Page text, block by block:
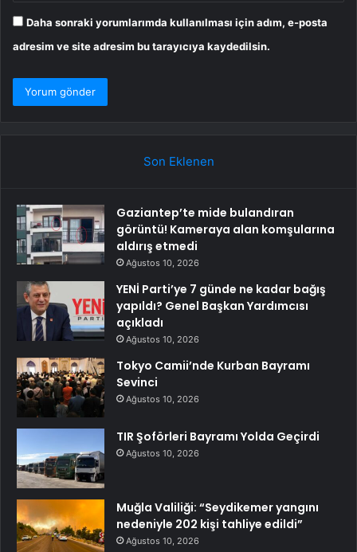
Daha sonraki yorumlarımda kullanılması için adım, e-posta
adresim ve site adresim bu tarayıcıya kaydedilsin.
Son Eklenen
Gaziantep’te mide bulandıran
görüntü! Kameraya alan komşularına
aldırış etmedi
Ağustos 10, 2026
YENİ Parti’ye 7 günde ne kadar bağış
yapıldı? Genel Başkan Yardımcısı
açıkladı
Ağustos 10, 2026
Tokyo Camii’nde Kurban Bayramı
Sevinci
Ağustos 10, 2026
TIR Şoförleri Bayramı Yolda Geçirdi
Ağustos 10, 2026
Muğla Valiliği: “Seydikemer yangını
nedeniyle 202 kişi tahliye edildi”
Ağustos 10, 2026